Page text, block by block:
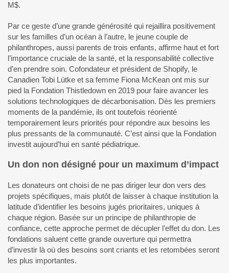
M$.
Par ce geste d’une grande générosité qui rejaillira positivement
sur les familles d’un océan à l’autre, le jeune couple de
philanthropes, aussi parents de trois enfants, affirme haut et fort
l’importance cruciale de la santé, et la responsabilité collective
d’en prendre soin. Cofondateur et président de Shopify, le
Canadien Tobi Lütke et sa femme Fiona McKean ont mis sur
pied la Fondation Thistledown en 2019 pour faire avancer les
solutions technologiques de décarbonisation. Dès les premiers
moments de la pandémie, ils ont toutefois réorienté
temporairement leurs priorités pour répondre aux besoins les
plus pressants de la communauté. C’est ainsi que la Fondation
investit aujourd’hui en santé pédiatrique.
Un don non désigné pour un maximum d’impact
Les donateurs ont choisi de ne pas diriger leur don vers des
projets spécifiques, mais plutôt de laisser à chaque institution la
latitude d’identifier les besoins jugés prioritaires, uniques à
chaque région. Basée sur un principe de philanthropie de
confiance, cette approche permet de décupler l’effet du don. Les
fondations saluent cette grande ouverture qui permettra
d’investir là où des besoins sont criants et les retombées seront
les plus importantes.